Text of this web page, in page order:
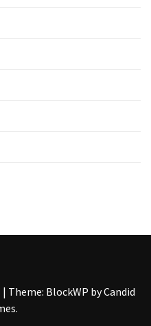
| Theme: BlockWP byCandid
.